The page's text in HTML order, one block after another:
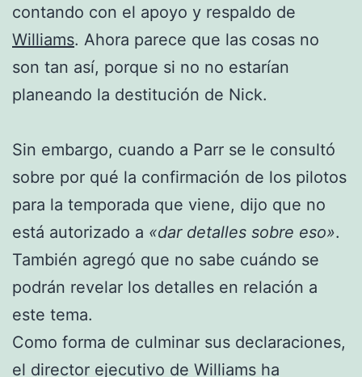
contando con el apoyo y respaldo de
Williams. Ahora parece que las cosas no
son tan así, porque si no no estarían
planeando la destitución de Nick.
Sin embargo, cuando a Parr se le consultó
sobre por qué la confirmación de los pilotos
para la temporada que viene, dijo que no
está autorizado a «dar detalles sobre eso».
También agregó que no sabe cuándo se
podrán revelar los detalles en relación a
este tema.
Como forma de culminar sus declaraciones,
el director ejecutivo de Williams ha